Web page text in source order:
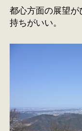
都心方面の展望
持ちがいい。